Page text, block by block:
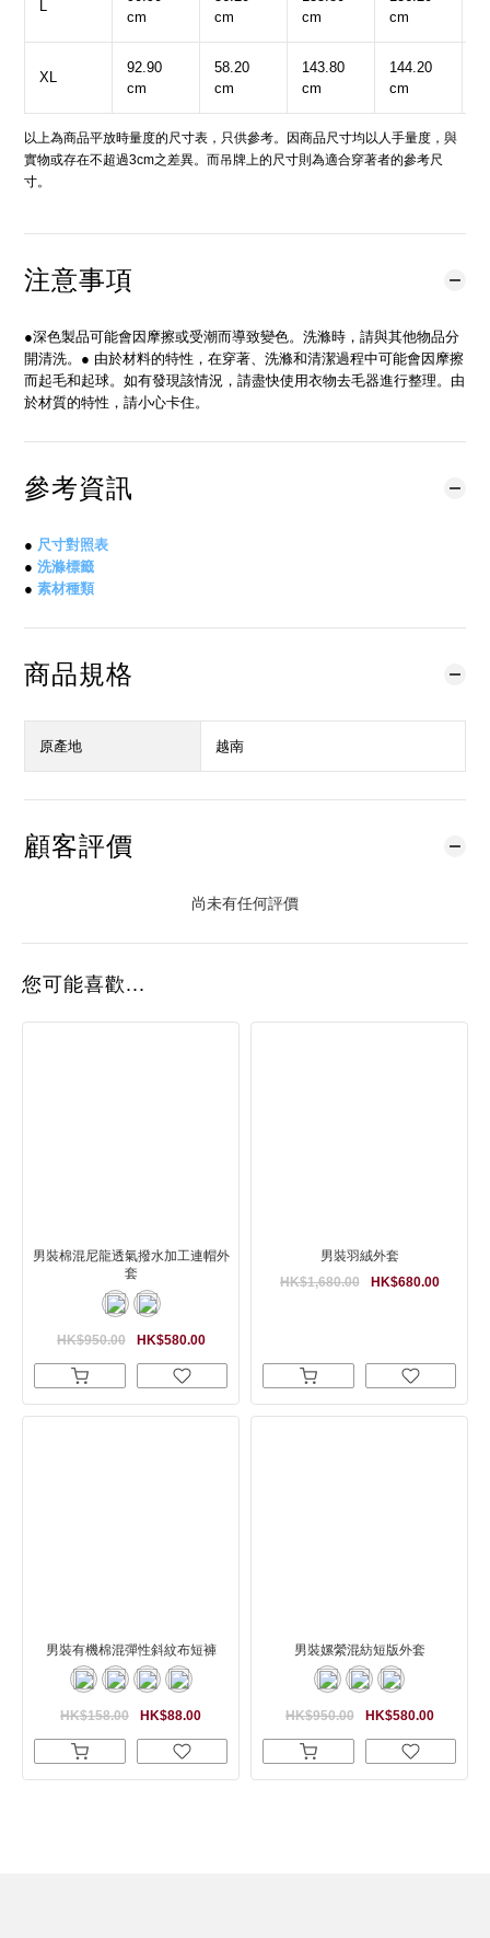
L
cm
cm
cm
cm
XL
92.90
cm
58.20
cm
143.80
cm
144.20
cm
以上為商品平放時量度的尺寸表，只供參考。因商品尺寸均以人手量度，與
實物或存在不超過3cm之差異。而吊牌上的尺寸則為適合穿著者的參考尺
寸。
注意事項
●深色製品可能會因摩擦或受潮而導致變色。洗滌時，請與其他物品分
開清洗。● 由於材料的特性，在穿著、洗滌和清潔過程中可能會因摩擦
而起毛和起球。如有發現該情況，請盡快使用衣物去毛器進行整理。由
於材質的特性，請小心卡住。
參考資訊
● 尺寸對照表
● 洗滌標籤
● 素材種類
商品規格
原產地 越南
顧客評價
尚未有任何評價
您可能喜歡...
男裝棉混尼龍透氣撥水加工連帽外
套
HK$580.00
HK$950.00
男裝羽絨外套
HK$680.00
HK$1,680.00
男裝有機棉混彈性斜紋布短褲
HK$88.00
HK$158.00
男裝嫘縈混紡短版外套
HK$580.00
HK$950.00